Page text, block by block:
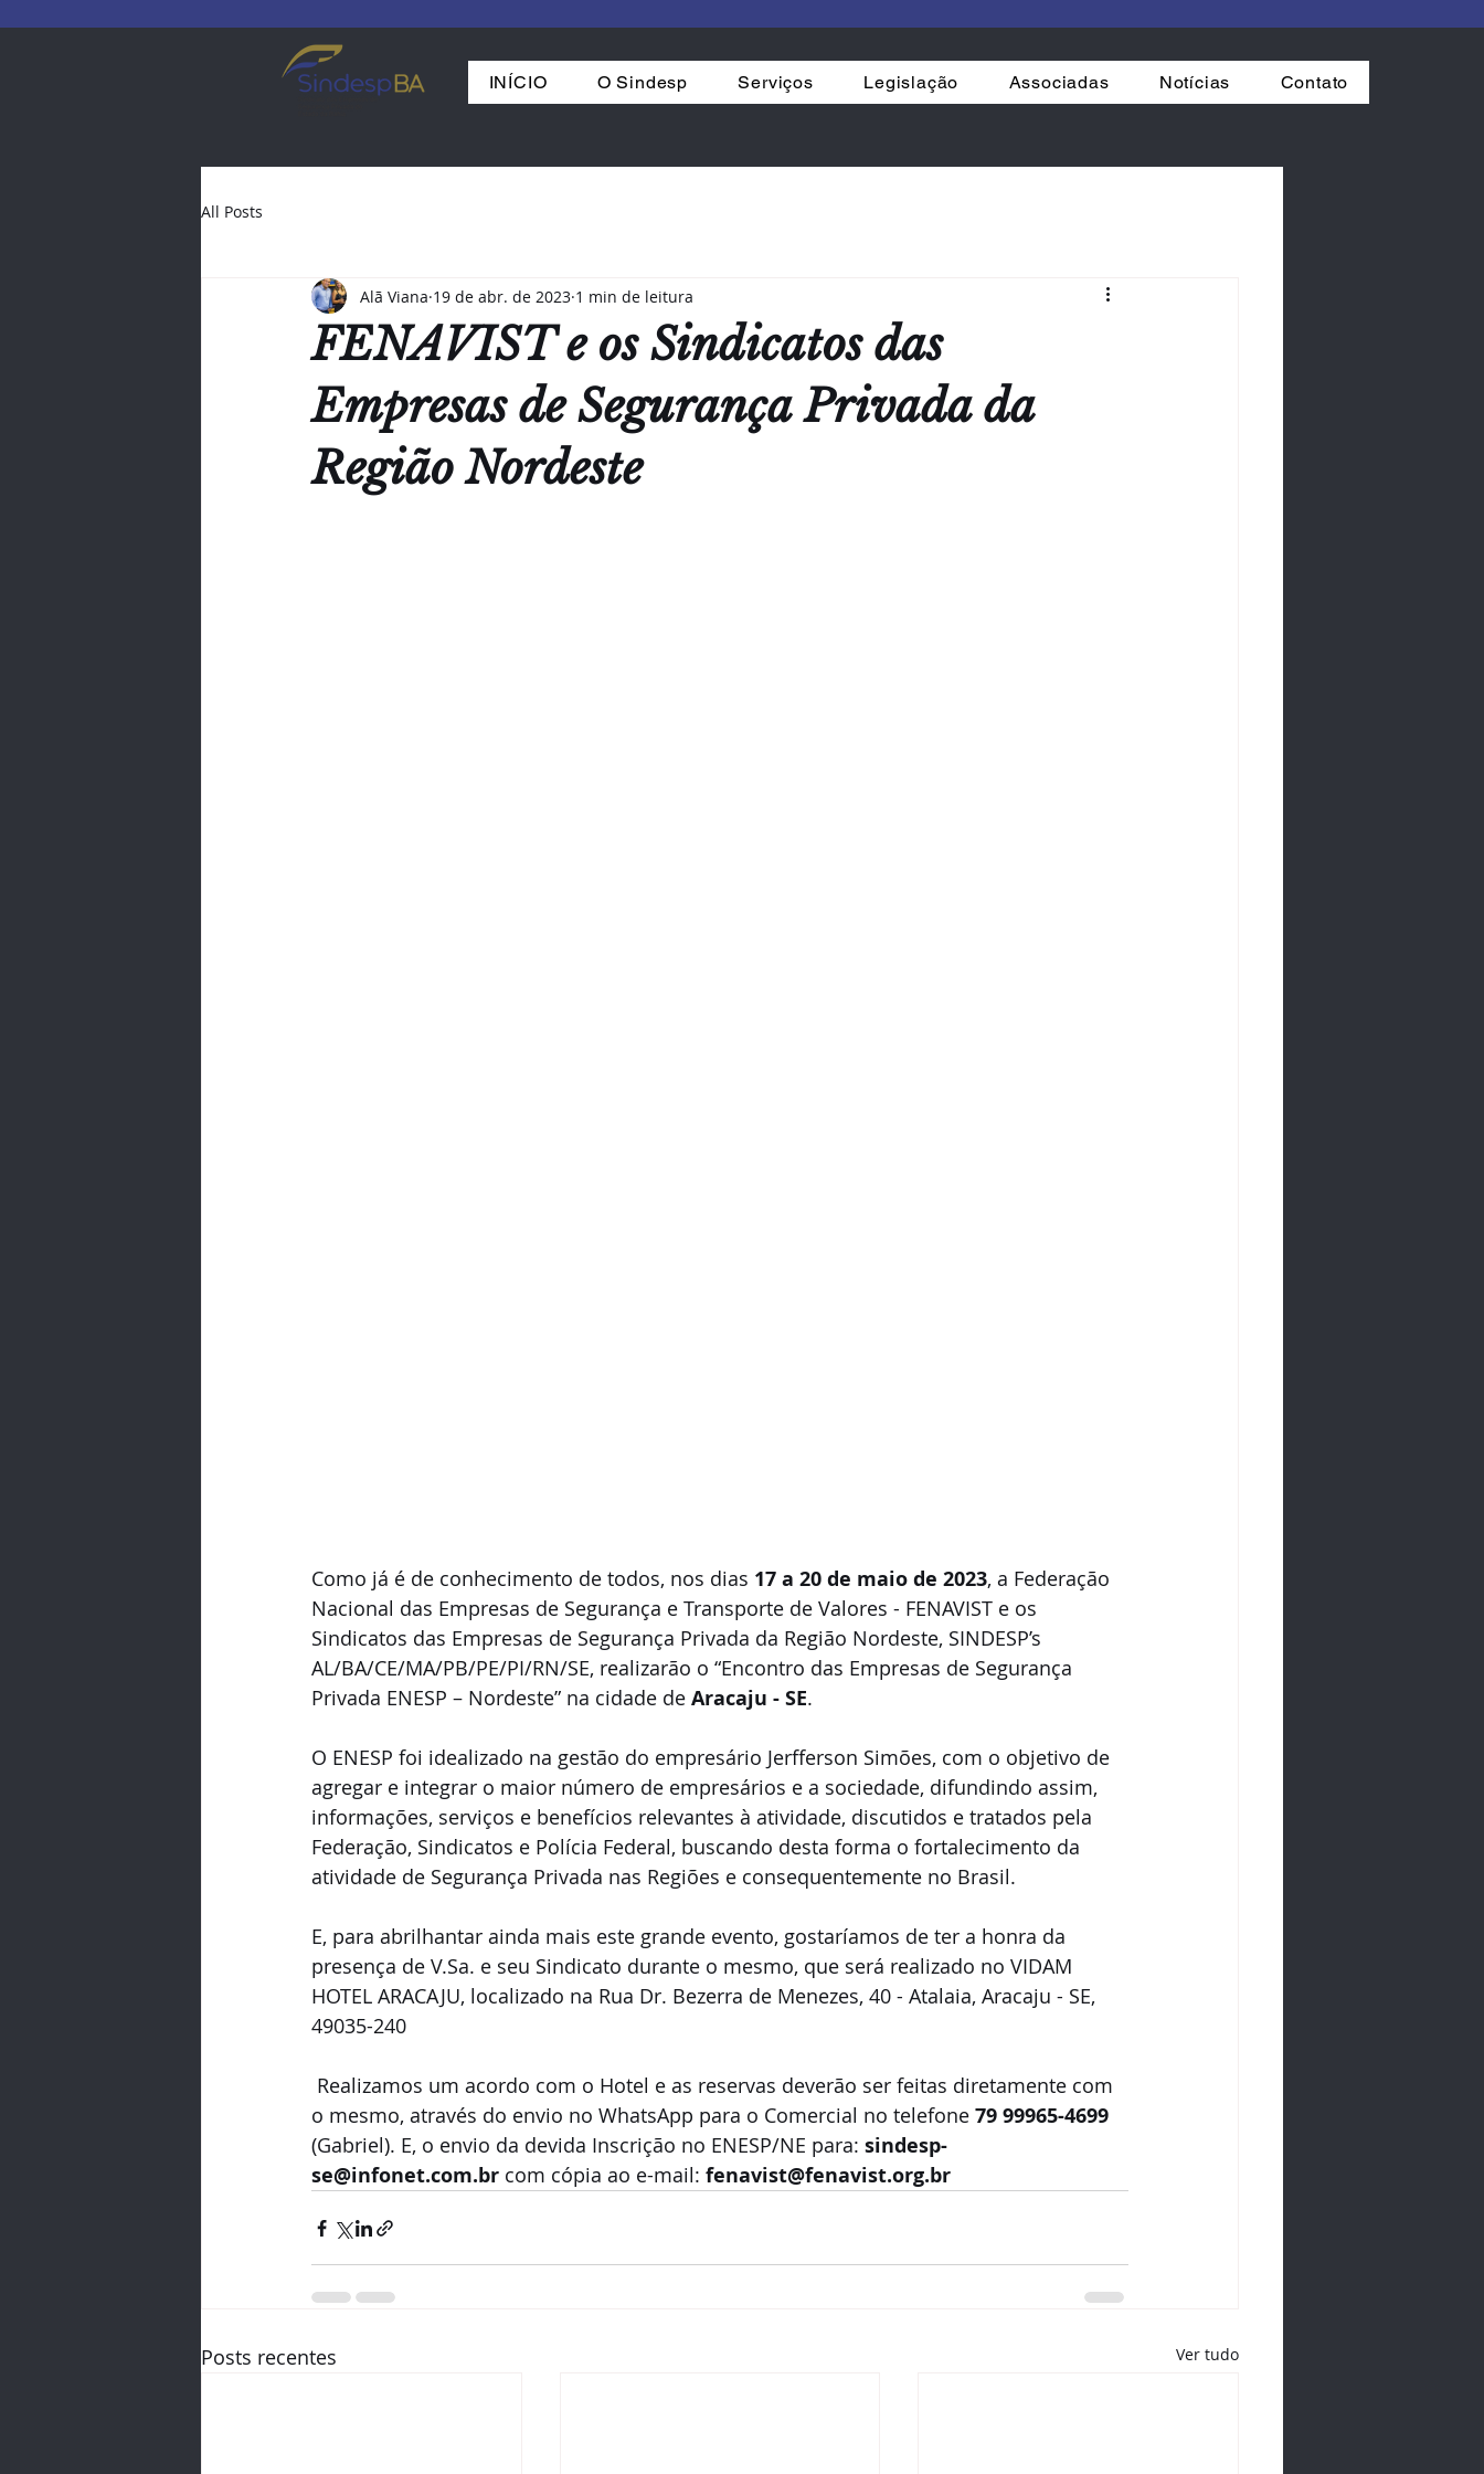
INÍCIO O Sindesp Serviços Legislação Associadas Notícias Contato
All Posts
FENAVIST e os Sindicatos das
Empresas de Segurança Privada da
Região Nordeste
Alã Viana 19 de abr. de 2023 1 min de leitura
Como já é de conhecimento de todos, nos dias 17 a 20 de maio de 2023, a Federação
Nacional das Empresas de Segurança e Transporte de Valores - FENAVIST e os
Sindicatos das Empresas de Segurança Privada da Região Nordeste, SINDESP’s
AL/BA/CE/MA/PB/PE/PI/RN/SE, realizarão o “Encontro das Empresas de Segurança
Privada ENESP – Nordeste” na cidade de Aracaju - SE.
O ENESP foi idealizado na gestão do empresário Jerfferson Simões, com o objetivo de
agregar e integrar o maior número de empresários e a sociedade, difundindo assim,
informações, serviços e benefícios relevantes à atividade, discutidos e tratados pela
Federação, Sindicatos e Polícia Federal, buscando desta forma o fortalecimento da
atividade de Segurança Privada nas Regiões e consequentemente no Brasil.
E, para abrilhantar ainda mais este grande evento, gostaríamos de ter a honra da
presença de V.Sa. e seu Sindicato durante o mesmo, que será realizado no VIDAM
HOTEL ARACAJU, localizado na Rua Dr. Bezerra de Menezes, 40 - Atalaia, Aracaju - SE,
49035-240
o mesmo, através do envio no WhatsApp para o Comercial no telefone 79 99965-4699
(Gabriel). E, o envio da devida Inscrição no ENESP/NE para: sindesp-
se@infonet.com.br com cópia ao e-mail: fenavist@fenavist.org.br
Posts recentes Ver tudo